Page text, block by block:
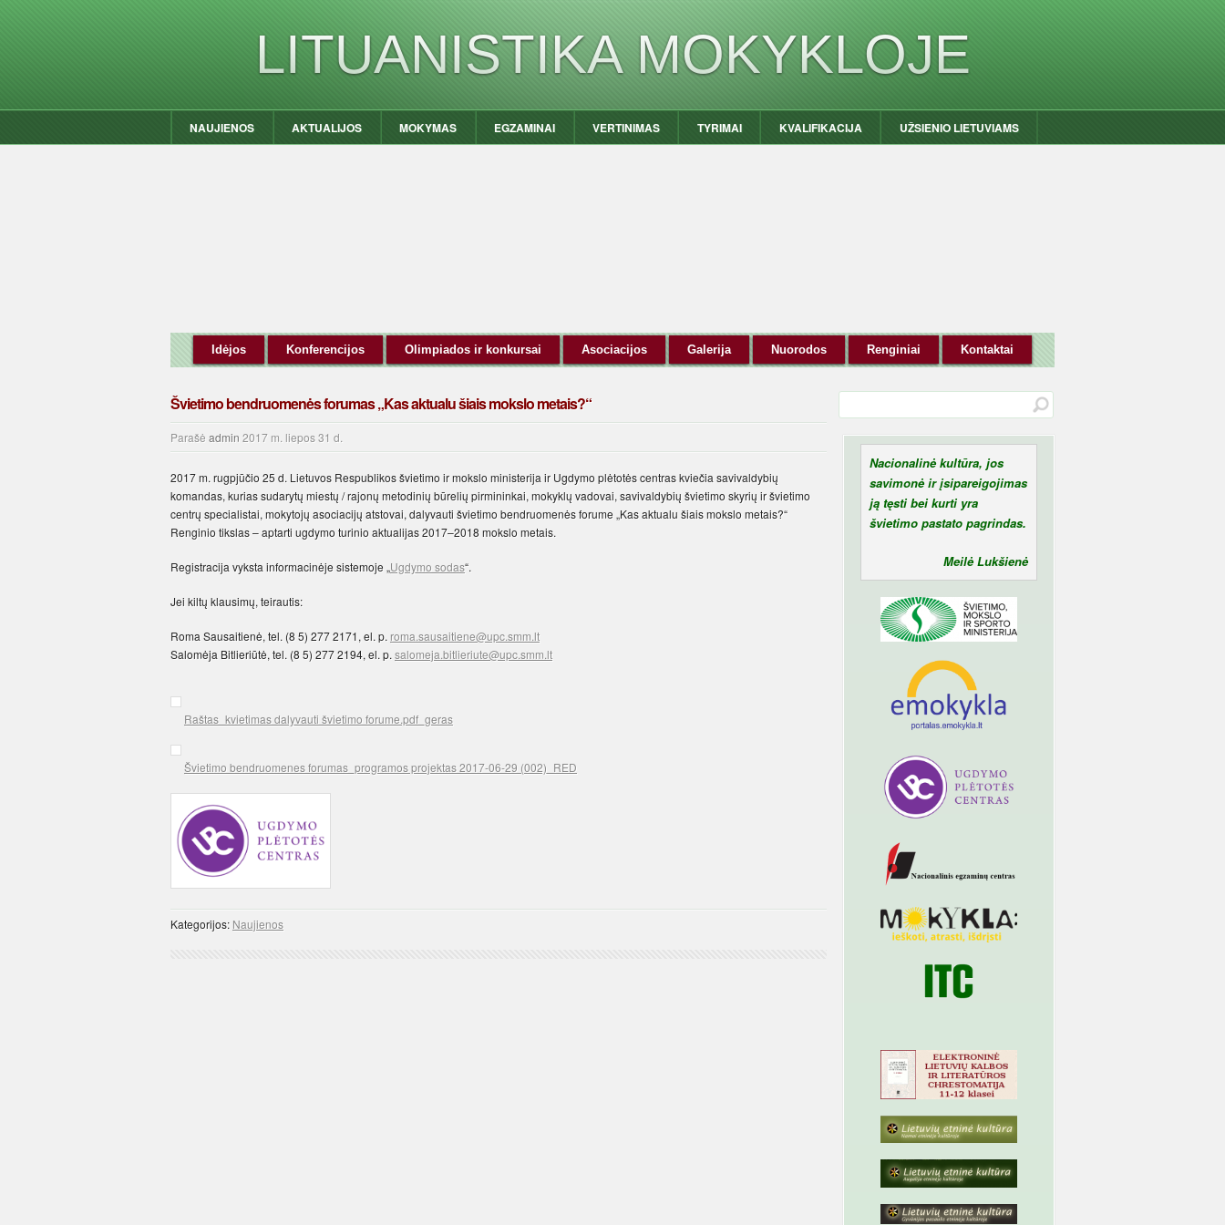
LITUANISTIKA MOKYKLOJE
NAUJIENOS AKTUALIJOS MOKYMAS EGZAMINAI VERTINIMAS TYRIMAI KVALIFIKACIJA UŽSIENIO LIETUVIAMS
Idėjos Konferencijos Olimpiados ir konkursai Asociacijos Galerija Nuorodos Renginiai Kontaktai
Švietimo bendruomenės forumas „Kas aktualu šiais mokslo metais?“
Parašė admin 2017 m. liepos 31 d.
2017 m. rugpjūčio 25 d. Lietuvos Respublikos švietimo ir mokslo ministerija ir Ugdymo plėtotės centras kviečia savivaldybių
komandas, kurias sudarytų miestų / rajonų metodinių būrelių pirmininkai, mokyklų vadovai, savivaldybių švietimo skyrių ir švietimo
centrų specialistai, mokytojų asociacijų atstovai, dalyvauti švietimo bendruomenės forume „Kas aktualu šiais mokslo metais?“
Renginio tikslas – aptarti ugdymo turinio aktualijas 2017–2018 mokslo metais.
Registracija vyksta informacinėje sistemoje „Ugdymo sodas“.
Jei kiltų klausimų, teirautis:
Roma Sausaitienė, tel. (8 5) 277 2171, el. p. roma.sausaitiene@upc.smm.lt
Salomėja Bitlieriūtė, tel. (8 5) 277 2194, el. p. salomeja.bitlieriute@upc.smm.lt
Raštas_kvietimas dalyvauti švietimo forume.pdf_geras
Švietimo bendruomenes forumas_programos projektas 2017-06-29 (002)_RED
Kategorijos: Naujienos
Nacionalinė kultūra, jos
savimonė ir įsipareigojimas
ją tęsti bei kurti yra
švietimo pastato pagrindas.
Meilė Lukšienė